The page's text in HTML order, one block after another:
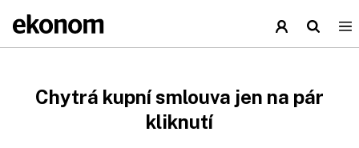
Chytrá kupní smlouva jen na pár
kliknutí